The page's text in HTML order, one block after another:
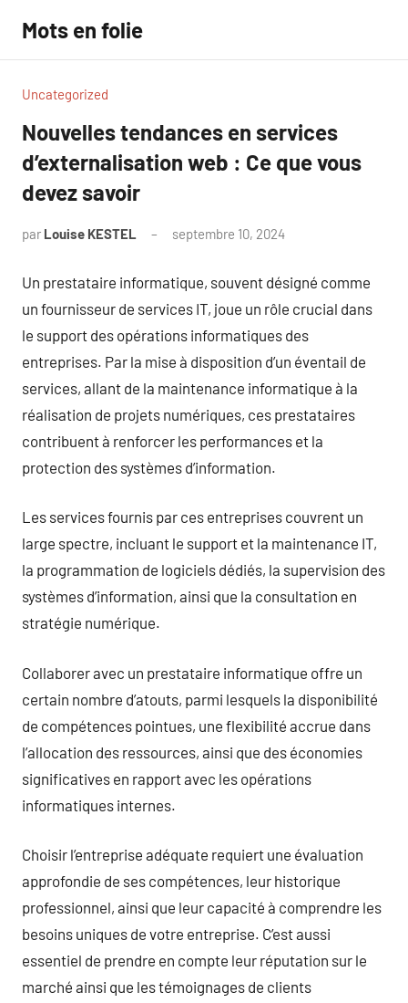
contenu
Mots en folie
Uncategorized
Nouvelles tendances en services
d’externalisation web : Ce que vous
devez savoir
par Louise KESTEL septembre 10, 2024
Un prestataire informatique, souvent désigné comme
un fournisseur de services IT, joue un rôle crucial dans
le support des opérations informatiques des
entreprises. Par la mise à disposition d’un éventail de
services, allant de la maintenance informatique à la
réalisation de projets numériques, ces prestataires
contribuent à renforcer les performances et la
protection des systèmes d’information.
Les services fournis par ces entreprises couvrent un
large spectre, incluant le support et la maintenance IT,
la programmation de logiciels dédiés, la supervision des
systèmes d’information, ainsi que la consultation en
stratégie numérique.
Collaborer avec un prestataire informatique offre un
certain nombre d’atouts, parmi lesquels la disponibilité
de compétences pointues, une flexibilité accrue dans
l’allocation des ressources, ainsi que des économies
significatives en rapport avec les opérations
informatiques internes.
Choisir l’entreprise adéquate requiert une évaluation
approfondie de ses compétences, leur historique
professionnel, ainsi que leur capacité à comprendre les
besoins uniques de votre entreprise. C’est aussi
essentiel de prendre en compte leur réputation sur le
marché ainsi que les témoignages de clients